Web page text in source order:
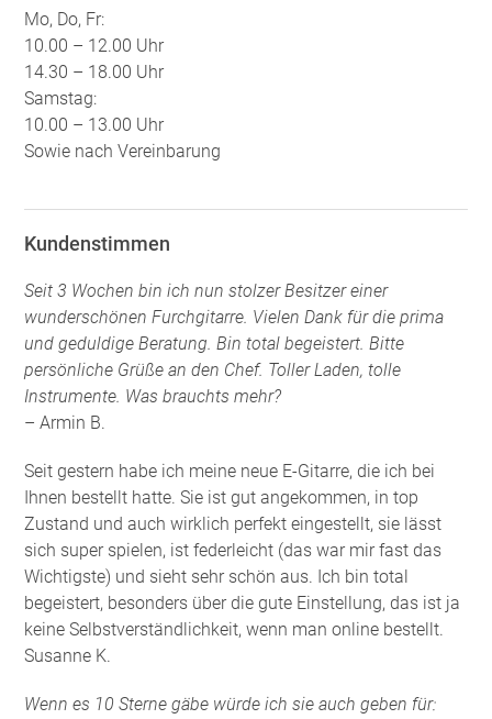
Mo, Do, Fr:
10.00 – 12.00 Uhr
14.30 – 18.00 Uhr
Samstag:
10.00 – 13.00 Uhr
Sowie nach Vereinbarung
Kundenstimmen
Seit 3 Wochen bin ich nun stolzer Besitzer einer
wunderschönen Furchgitarre. Vielen Dank für die prima
und geduldige Beratung. Bin total begeistert. Bitte
persönliche Grüße an den Chef. Toller Laden, tolle
Instrumente. Was brauchts mehr?
– Armin B.
Seit gestern habe ich meine neue E-Gitarre, die ich bei
Ihnen bestellt hatte. Sie ist gut angekommen, in top
Zustand und auch wirklich perfekt eingestellt, sie lässt
sich super spielen, ist federleicht (das war mir fast das
Wichtigste) und sieht sehr schön aus. Ich bin total
begeistert, besonders über die gute Einstellung, das ist ja
keine Selbstverständlichkeit, wenn man online bestellt.
Susanne K.
Wenn es 10 Sterne gäbe würde ich sie auch geben für: